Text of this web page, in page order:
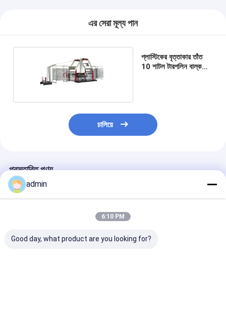
এর সেরা মূল্য পান
প্লাস্টিকের বৃত্তাকার তাঁত
10 শাটল টারপলিন বাল্ক
চালিয়ে
প্রস্তাবিত পণ্য
admin
6:10 PM
Good day, what product are you looking for?